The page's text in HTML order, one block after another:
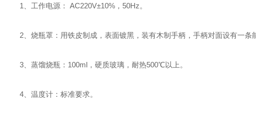
1、工作电源： AC220V±10%，50Hz。
2、烧瓶罩：用铁皮制成，表面镀黑，装有木制手柄，手柄对面设有一
3、蒸馏烧瓶：100ml，硬质玻璃，耐热500℃以上。
4、温度计：标准要求。